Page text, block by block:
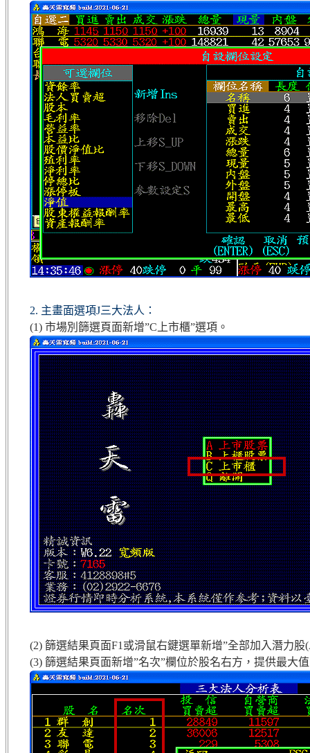
2. 主畫面選項J三大法人：
(1) 市場別篩選頁面新增”C上市櫃”選項。
(2) 篩選結果頁面F1或滑鼠右鍵選單新增”全部加入潛力股
(3) 篩選結果頁面新增”名次”欄位於股名右方，提供最大